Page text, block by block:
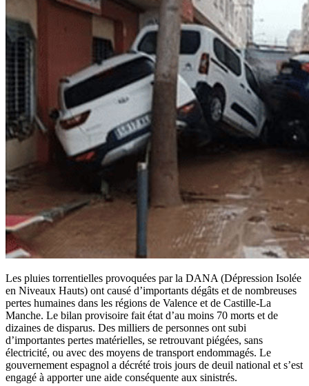
Les pluies torrentielles provoquées par la DANA (Dépression Isolée
en Niveaux Hauts) ont causé d’importants dégâts et de nombreuses
pertes humaines dans les régions de Valence et de Castille-La
Manche. Le bilan provisoire fait état d’au moins 70 morts et de
dizaines de disparus. Des milliers de personnes ont subi
d’importantes pertes matérielles, se retrouvant piégées, sans
électricité, ou avec des moyens de transport endommagés. Le
gouvernement espagnol a décrété trois jours de deuil national et s’est
engagé à apporter une aide conséquente aux sinistrés.